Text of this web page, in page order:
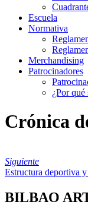
Escuela
Normativa
Merchandising
Patrocinadores
¿Por qué
Crónica
Siguiente
Estructura deportiva
BILBAO